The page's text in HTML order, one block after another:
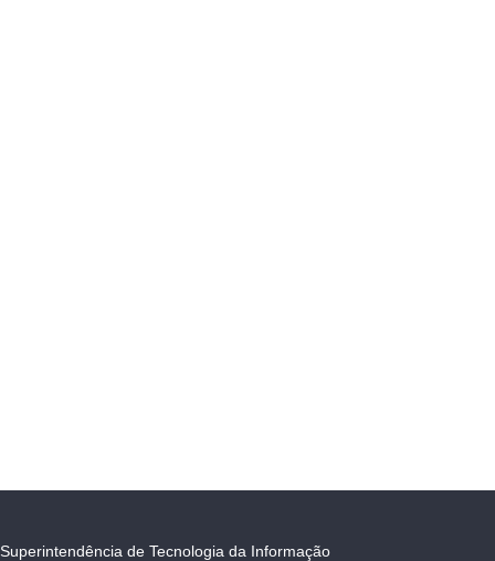
Superintendência de Tecnologia da Informação